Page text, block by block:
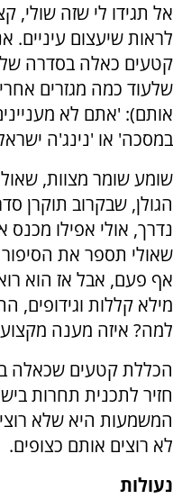
אל תגידו לי שזה שולי,
לראות שיעצום עיניים.
קטעים כאלה בסדרה
שלעוד כמה מגזרים
אותם): 'אתם לא
במסכה' או 'נינג'ה
שומע שומר מצוות,
הגולן, שבקרוב תוקרן
נדרך, אולי אפילו
שאולי תספר את
אף פעם, אבל אז הוא
מילא קללות וגידופים,
למה? איזה מענה
הכללת קטעים שכאלה
חזיר לתכנית תחרות
המשמעות היא שלא
לא רוצים אותם כצופים.
נעולות